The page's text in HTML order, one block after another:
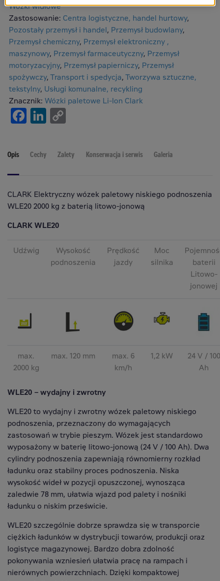
Wózki widłowe
Zastosowanie: Centra logistyczne, handel hurtowy,
Pozostały przemysł i handel , Przemysł budowlany,
Przemysł chemiczny, Przemysł elektroniczny ,
maszynowy, Przemysł farmaceutyczny, Przemysł
motoryzacyjny, Przemysł papierniczy, Przemysł
spożywczy, Transport i spedycja,
Tworzywa sztuczne,
tekstylny, Usługi komunalne, recykling
Znacznik: Wózki paletowe Li-Ion Clark
Facebook
LinkedIn
Opis Cechy Zalety Konserwacja i serwis Galeria
CLARK Elektryczny wózek paletowy niskiego podnoszenia
WLE20 2000 kg z baterią litowo-jonową
CLARK WLE20
Udźwig
Wysokość
podnoszenia
Prędkość
jazdy
Moc
silnika
baterii
Litowo-
jonowej
max.
2000 kg
max. 120 mm
max. 6
km/h
1,2 kW
24 V / 100
Ah
WLE20 – wydajny i zwrotny
WLE20 to wydajny i zwrotny wózek paletowy niskiego
podnoszenia, przeznaczony do wymagających
zastosowań w trybie pieszym. Wózek jest standardowo
wyposażony w baterię litowo-jonową (24 V / 100 Ah). Dwa
cylindry podnoszenia zapewniają równomierny rozkład
ładunku oraz stabilny proces podnoszenia. Niska
wysokość wideł w pozycji opuszczonej, wynosząca
zaledwie 78 mm, ułatwia wjazd pod palety i nośniki
ładunku o niskim prześwicie.
WLE20 szczególnie dobrze sprawdza się w transporcie
ciężkich ładunków w dystrybucji towarów, produkcji oraz
logistyce magazynowej. Bardzo dobra zdolność
pokonywania wzniesień ułatwia pracę na rampach i
nierównych powierzchniach. Dzięki kompaktowej